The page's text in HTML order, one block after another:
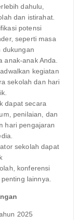
dahulu,
dan istirahat.
potensi
seperti masa
dukungan
anak-anak Anda.
kegiatan
sekolah dan hari
dapat secara
penilaian, dan
hari pengajaran
sekolah dapat
konferensi
lainnya.
2025